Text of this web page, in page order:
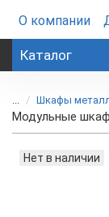
О компании
Каталог
... Шкафы
Модульные
Нет в наличии